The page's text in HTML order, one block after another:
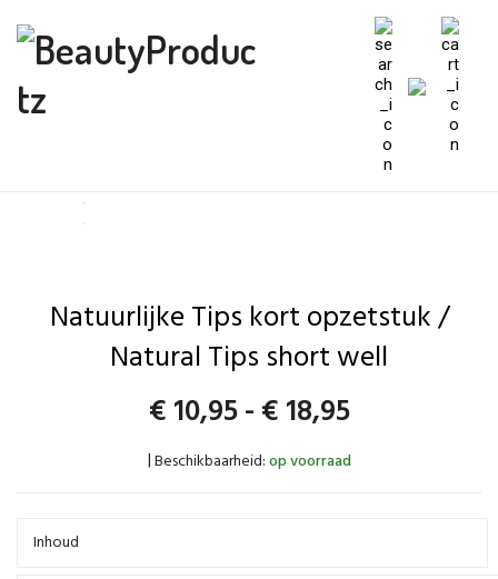
Natuurlijke Tips kort opzetstuk /
Natural Tips short well
€10,95-€18,95Prijsklasse:
€10,95
Beschikbaarheid:op voorraad
Inhoud